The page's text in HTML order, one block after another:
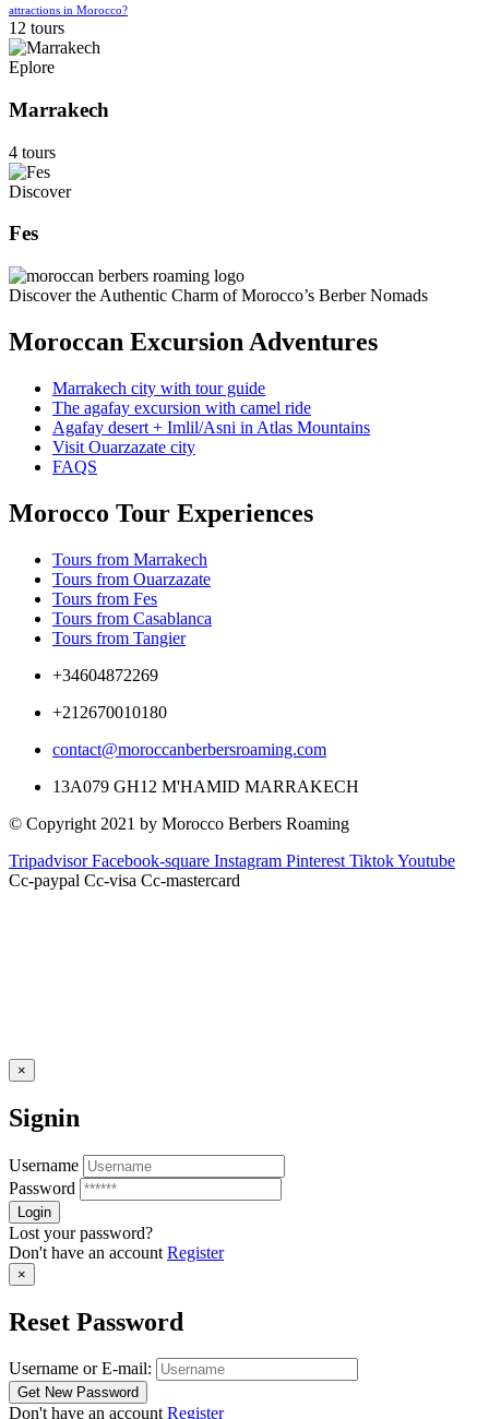
attractions in Morocco?
12 tours
Eplore
Marrakech
4 tours
Discover
Fes
Discover the Authentic Charm of Morocco’s Berber Nomads
Moroccan Excursion Adventures
Marrakech city with tour guide
The agafay excursion with camel ride
Agafay desert + Imlil/Asni in Atlas Mountains
Visit Ouarzazate city
FAQS
Morocco Tour Experiences
Tours from Marrakech
Tours from Ouarzazate
Tours from Fes
Tours from Casablanca
Tours from Tangier
+34604872269
+212670010180
contact@moroccanberbersroaming.com
13A079 GH12 M'HAMID MARRAKECH
© Copyright 2021 by Morocco Berbers Roaming
Tripadvisor Facebook-square Instagram Pinterest TiktokYoutube
Cc-paypal Cc-visa Cc-mastercard
×
Signin
Username
Password
Lost your password?
Don't have an account Register
×
Reset Password
Username or E-mail:
Don't have an accountRegister